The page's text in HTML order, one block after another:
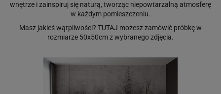
wnętrze i zainspiruj się naturą, tworząc niepowtarzalną atmosferę
w każdym pomieszczeniu.
Masz jakieś wątpliwości? TUTAJ możesz zamówić próbkę w
rozmiarze 50x50cm z wybranego zdjęcia.